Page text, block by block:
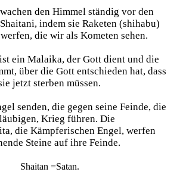
den Himmel ständig vor den
indem sie Raketen (shihabu)
die wir als Kometen sehen.
ein Malaika, der Gott dient und die
über die Gott entschieden hat, dass
jetzt sterben müssen.
senden, die gegen seine Feinde, die
Krieg führen. Die
die Kämpferischen Engel, werfen
Steine auf ihre Feinde.
Shaitan =Satan.